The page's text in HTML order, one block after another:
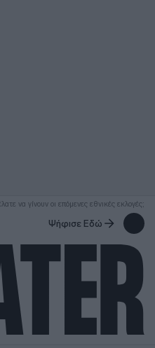
να γίνουν οι επόμενες εθνικές εκλογές;
Ψήφισε Εδώ